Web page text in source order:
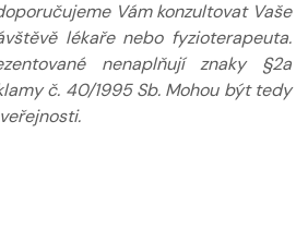
Vám konzultovat Vaše
lékaře nebo fyzioterapeuta.
nenaplňují znaky §2a
č. 40/1995 Sb. Mohou být tedy